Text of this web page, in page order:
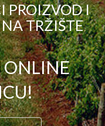
PROIZVOD I
TRŽIŠTE
ONLINE